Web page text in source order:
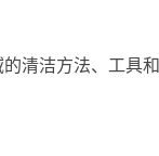
清洁方法、工具